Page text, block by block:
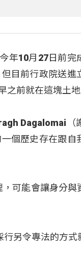
年10月27日前完
目前行政院送進
之前就在這塊土地
Dagalomai（
個歷史存在跟自
可能會讓身分與
另令專法的方